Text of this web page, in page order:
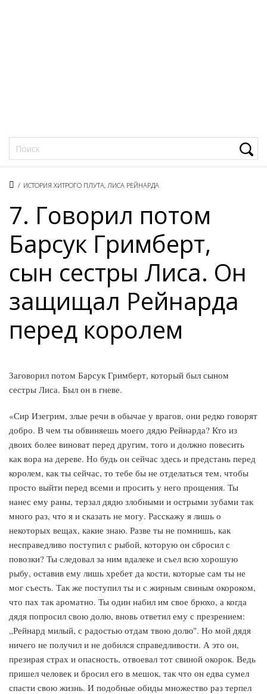
/ ИСТОРИЯ ХИТРОГО ПЛУТА, ЛИСА РЕЙНАРДА
7. Говорил потом
Барсук Гримберт,
сын сестры Лиса. Он
защищал Рейнарда
перед королем
Заговорил потом Барсук Гримберт, который был сыном
сестры Лиса. Был он в гневе.
«Сир Изегрим, злые речи в обычае у врагов, они редко говорят
добро. В чем ты обвиняешь моего дядю Рейнарда? Кто из
двоих более виноват перед другим, того и должно повесить
как вора на дереве. Но будь он сейчас здесь и предстань перед
королем, как ты сейчас, то тебе бы не отделаться тем, чтобы
просто выйти перед всеми и просить у него прощения. Ты
нанес ему раны, терзал дядю злобными и острыми зубами так
много раз, что я и сказать не могу. Расскажу я лишь о
некоторых вещах, какие знаю. Разве ты не помнишь, как
несправедливо поступил с рыбой, которую он сбросил с
повозки? Ты следовал за ним вдалеке и съел всю хорошую
рыбу, оставив ему лишь хребет да кости, которые сам ты не
мог съесть. Так же поступил ты и с жирным свиным окороком,
что пах так ароматно. Ты один набил им свое брюхо, а когда
дядя попросил свою долю, вновь ответил ему с презрением:
„Рейнард милый, с радостью отдам твою долю". Но мой дядя
ничего не получил и не добился справедливости. А это он,
презирая страх и опасность, отвоевал тот свиной окорок. Ведь
пришел человек и бросил его в мешок, так что он едва сумел
спасти свою жизнь. И подобные обиды множество раз терпел